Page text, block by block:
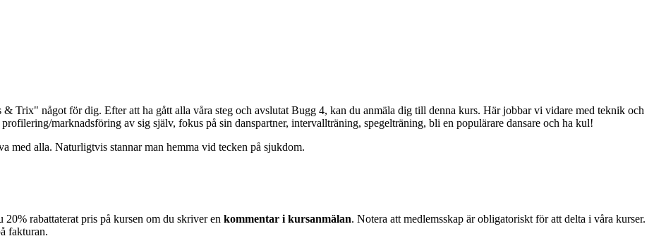
Trix" något för dig. Efter att ha gått alla våra steg och avslutat Bugg 4, kan du anmäla dig till denna kurs. Här jobbar vi vidare med teknik och
marknadsföring av sig själv, fokus på sin danspartner, intervallträning, spegelträning, bli en populärare dansare och ha kul!
med alla. Naturligtvis stannar man hemma vid tecken på sjukdom.
rabattaterat pris på kursen om du skriver en kommentar i kursanmälan. Notera att medlemsskap är obligatoriskt för att delta i våra kurser.
fakturan.